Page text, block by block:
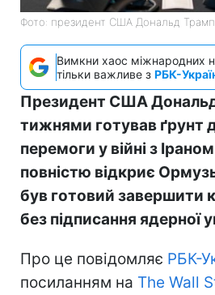
Фото: президент США Дональд
Вимкни хаос міжнародних
тільки важливе з РБК-
Президент США
тижнями готував ґрунт
перемоги у війні з
повністю відкриє
був готовий завершити
без підписання ядерної
Про це повідомляє РБК-
посиланням на The Wall